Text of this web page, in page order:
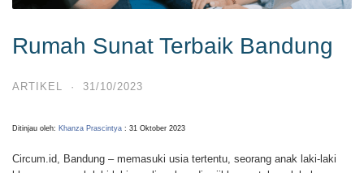
Rumah Sunat Terbaik Bandung
ARTIKEL · 31/10/2023
Ditinjau oleh: Khanza Prascintya : 31 Oktober 2023
Circum.id, Bandung – memasuki usia tertentu, seorang anak laki-laki